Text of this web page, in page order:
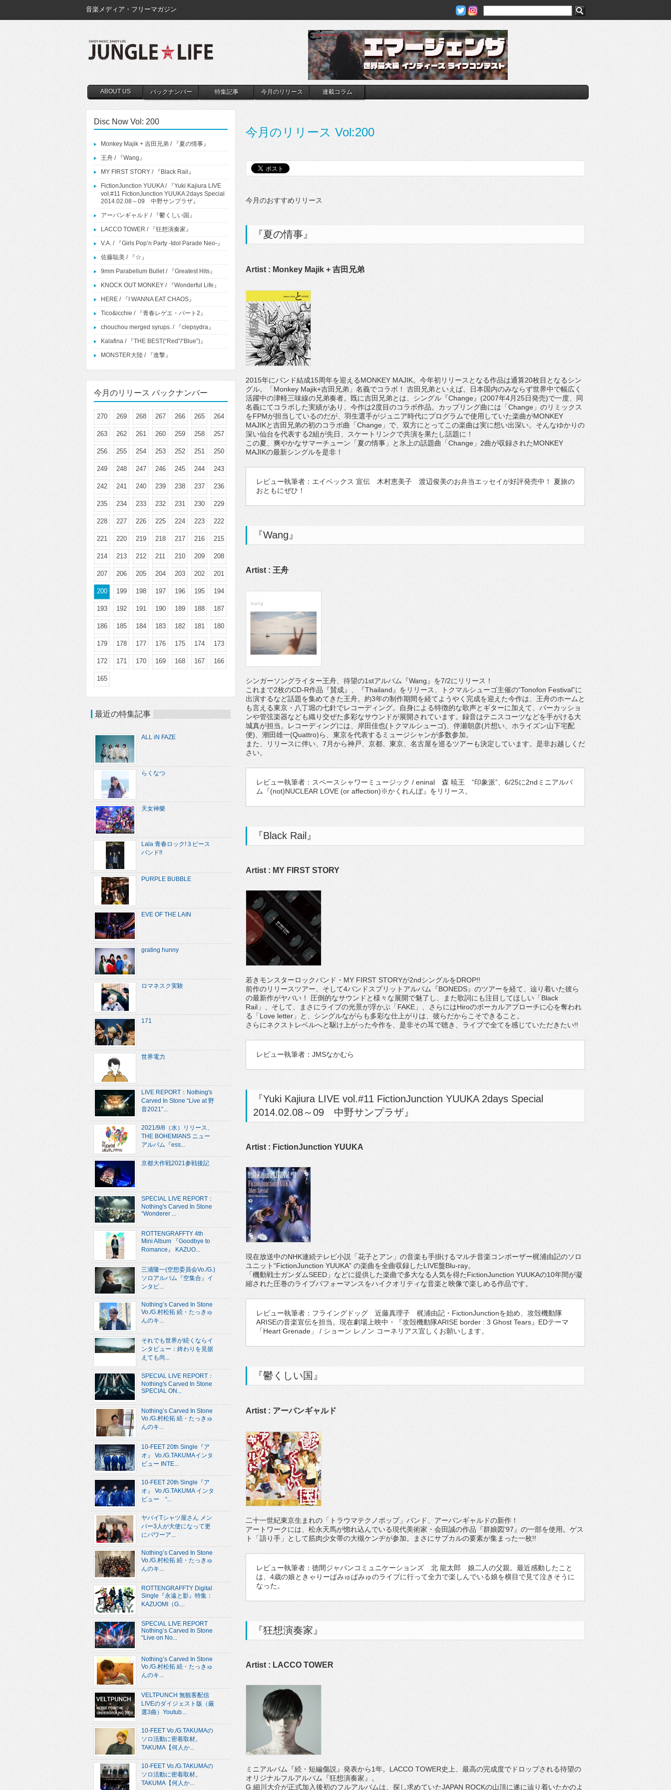
音楽メディア・フリーマガジン
ABOUT US バックナンバー 特集記事 今月のリリース 連載コラム
今月のリリース Vol:200
今月のおすすめリリース
『夏の情事』
Artist : Monkey Majik + 吉田兄弟
2015年にバンド結成15周年を迎えるMONKEY MAJIK。今年初リリースとなる作品は通算20枚目となるシン
グル。「Monkey Majik+吉田兄弟」名義でコラボ！ 吉田兄弟といえば、日本国内のみならず世界中で幅広く
活躍中の津軽三味線の兄弟奏者。既に吉田兄弟とは、シングル『Change』(2007年4月25日発売)で一度、同
名義にてコラボした実績があり、今作は2度目のコラボ作品。カップリング曲には「Change」のリミックス
をFPMが担当しているのだが、羽生選手がジュニア時代にプログラムで使用していた楽曲がMONKEY
MAJIKと吉田兄弟の初のコラボ曲「Change」で、双方にとってこの楽曲は実に想い出深い。そんなゆかりの
深い仙台を代表する2組が先日、スケートリンクで共演を果たし話題に！
この夏、爽やかなサマーチューン「夏の情事」と氷上の話題曲「Change」2曲が収録されたMONKEY
MAJIKの最新シングルを是非！
レビュー執筆者：エイベックス 宣伝 木村恵美子 渡辺俊美のお弁当エッセイが好評発売中！ 夏旅の
おともにぜひ！
『Wang』
Artist : 王舟
シンガーソングライター王舟、待望の1stアルバム『Wang』を7/2にリリース！
これまで2枚のCD-R作品『賛成』、『Thailand』をリリース、トクマルシューゴ主催の“Tonofon Festival”に
出演するなど話題を集めてきた王舟。約3年の制作期間を経てようやく完成を迎えた今作は、王舟のホームと
も言える東京・八丁堀の七針でレコーディング。自身による特徴的な歌声とギターに加えて、パーカッショ
ンや管弦楽器なども織り交ぜた多彩なサウンドが展開されています。録音はテニスコーツなどを手がける大
城真が担当。レコーディングには、岸田佳也(トクマルシューゴ)、伴瀬朝彦(片想い、ホライズン山下宅配
便)、潮田雄一(Quattro)ら、東京を代表するミュージシャンが多数参加。
また、リリースに伴い、7月から神戸、京都、東京、名古屋を巡るツアーも決定しています。是非お越しくだ
さい。
レビュー執筆者：スペースシャワーミュージック / eninal 森 暁王 “印象派”、6/25に2ndミニアルバ
ム『(not)NUCLEAR LOVE (or affection)※かくれんぼ』をリリース。
『Black Rail』
Artist : MY FIRST STORY
若きモンスターロックバンド・MY FIRST STORYが2ndシングルをDROP!!
前作のリリースツアー、そして4バンドスプリットアルバム『BONEDS』のツアーを経て、辿り着いた彼ら
の最新作がヤバい！ 圧倒的なサウンドと様々な展開で魅了し、また歌詞にも注目してほしい「Black
Rail」、そして、まさにライブの光景が浮かぶ「FAKE」、さらにはHiroのボーカルアプローチに心を奪われ
る「Love letter」と、シングルながらも多彩な仕上がりは、彼らだからこそできること。
さらにネクストレベルへと駆け上がった今作を、是非その耳で聴き、ライブで全てを感じていただきたい!!
レビュー執筆者：JMSなかむら
『Yuki Kajiura LIVE vol.#11 FictionJunction YUUKA 2days Special
2014.02.08～09 中野サンプラザ』
Artist : FictionJunction YUUKA
現在放送中のNHK連続テレビ小説「花子とアン」の音楽も手掛けるマルチ音楽コンポーザー梶浦由記のソロ
ユニット“FictionJunction YUUKA” の楽曲を全曲収録したLIVE盤Blu-ray。
「機動戦士ガンダムSEED」などに提供した楽曲で多大なる人気を得たFictionJunction YUUKAの10年間が凝
縮された圧巻のライブパフォーマンスをハイクオリティな音楽と映像で楽しめる作品です。
レビュー執筆者：フライングドッグ 近藤真理子 梶浦由記・FictionJunctionを始め、攻殻機動隊
ARISEの音楽宣伝を担当。現在劇場上映中・『攻殻機動隊ARISE border : 3 Ghost Tears』EDテーマ
「Heart Grenade」 / ショーン レノン コーネリアス宜しくお願いします。
『鬱くしい国』
Artist : アーバンギャルド
二十一世紀東京生まれの「トラウマテクノポップ」バンド、アーバンギャルドの新作！
アートワークには、松永天馬が惚れ込んでいる現代美術家・会田誠の作品『群娘図'97』の一部を使用。ゲス
ト「語り手」として筋肉少女帯の大槻ケンヂが参加。まさにサブカルの要素が集まった一枚!!
レビュー執筆者：徳間ジャパンコミュニケーションズ 北 龍太郎 娘二人の父親。最近感動したこと
は、4歳の娘ときゃりーぱみゅぱみゅのライブに行って全力で楽しんでいる娘を横目で見て泣きそうに
なった。
『狂想演奏家』
Artist : LACCO TOWER
ミニアルバム『続・短編傷説』発表から1年。LACCO TOWER史上、最高の完成度でドロップされる待望の
オリジナルフルアルバム『狂想演奏家』。
G.細川大介が正式加入後初のフルアルバムは、探し求めていたJAPAN ROCKの山頂に遂に辿り着いたかのよ
Disc Now Vol: 200
Monkey Majik + 吉田兄弟 / 『夏の情事』
王舟 / 『Wang』
MY FIRST STORY / 『Black Rail』
FictionJunction YUUKA / 『Yuki Kajiura LIVE
vol.#11 FictionJunction YUUKA 2days Special
2014.02.08～09 中野サンプラザ』
アーバンギャルド / 『鬱くしい国』
LACCO TOWER / 『狂想演奏家』
V.A. / 『Girls Pop’n Party -Idol Parade Neo-』
佐藤聡美 / 『☆』
9mm Parabellum Bullet / 『Greatest Hits』
KNOCK OUT MONKEY / 『Wonderful Life』
HERE / 『I WANNA EAT CHAOS』
Tico&icchie / 『青春レゲエ・パート2』
chouchou merged syrups. / 『clepsydra』
Kalafina / 『THE BEST(“Red”/“Blue”)』
MONSTER大陸 / 『進撃』
今月のリリース バックナンバー
270 269 268 267 266 265 264
263 262 261 260 259 258 257
256 255 254 253 252 251 250
249 248 247 246 245 244 243
242 241 240 239 238 237 236
235 234 233 232 231 230 229
228 227 226 225 224 223 222
221 220 219 218 217 216 215
214 213 212 211 210 209 208
207 206 205 204 203 202 201
200 199 198 197 196 195 194
193 192 191 190 189 188 187
186 185 184 183 182 181 180
179 178 177 176 175 174 173
172 171 170 169 168 167 166
165
最近の特集記事
ALL iN FAZE
らくなつ
天女神樂
Lala 青春ロック!３ピース
バンド!!
PURPLE BUBBLE
EVE OF THE LAIN
grating hunny
ロマネスク実験
171
世界電力
LIVE REPORT：Nothing's
Carved In Stone “Live at 野
音2021”...
2021/9/8（水）リリース、
THE BOHEMIANS ニュー
アルバム『ess...
京都大作戦2021参戦後記
SPECIAL LIVE REPORT：
Nothing's Carved In Stone
“Wonderer ...
ROTTENGRAFFTY 4th
Mini Album 『Goodbye to
Romance』 KAZUO...
三浦隆一(空想委員会Vo./G.)
ソロアルバム『空集合』イ
ンタビ...
Nothing’s Carved In Stone
Vo./G.村松拓 続・たっきゅ
んのキ...
それでも世界が続くならイ
ンタビュー：終わりを見据
えても尚...
SPECIAL LIVE REPORT：
Nothing's Carved In Stone
SPECIAL ON...
Nothing’s Carved In Stone
Vo./G.村松拓 続・たっきゅ
んのキ...
10-FEET 20th Single『ア
オ』 Vo./G.TAKUMAインタ
ビュー INTE...
10-FEET 20th Single『ア
オ』 Vo./G.TAKUMA インタ
ビュー “...
ヤバイTシャツ屋さん メン
バー3人が大使になって更
にパワーア...
Nothing’s Carved In Stone
Vo./G.村松拓 続・たっきゅ
んのキ...
ROTTENGRAFFTY Digital
Single『永遠と影』特集：
KAZUOMI（G....
SPECIAL LIVE REPORT
Nothing’s Carved In Stone
“Live on No...
Nothing’s Carved In Stone
Vo./G.村松拓 続・たっきゅ
んのキ...
VELTPUNCH 無観客配信
LIVEのダイジェスト版（厳
選3曲）Youtub...
10-FEET Vo./G.TAKUMAの
ソロ活動に密着取材。
TAKUMA【何人か...
10-FEET Vo./G.TAKUMAの
ソロ活動に密着取材。
TAKUMA【何人か...